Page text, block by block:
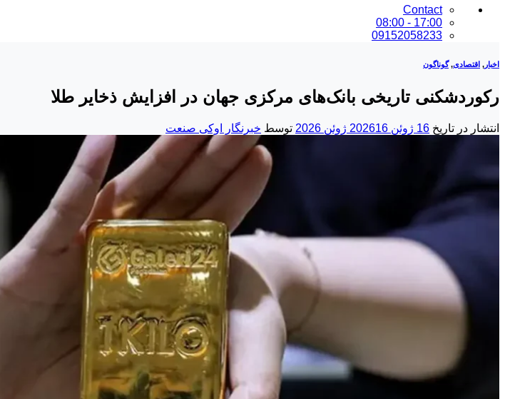
Contact
17:00 - 08:00
09152058233
اخبار , اقتصادی,گوناگون
رکوردشکنی تاریخی بانک‌های مرکزی جهان در افزایش ذخایر طلا
انتشار در تاریخ 16 ژوئن 2026 16 ژوئن 2026 توسط خبرنگار اوکی صنعت